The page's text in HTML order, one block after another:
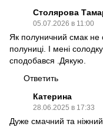
Столярова
05.07.2026 в 11:00
Як полуничний смак не
полуниці. І мені
сподобався .Дякую.
Ответить
Катерина
28.06.2025 в 17:33
Дуже смачний та